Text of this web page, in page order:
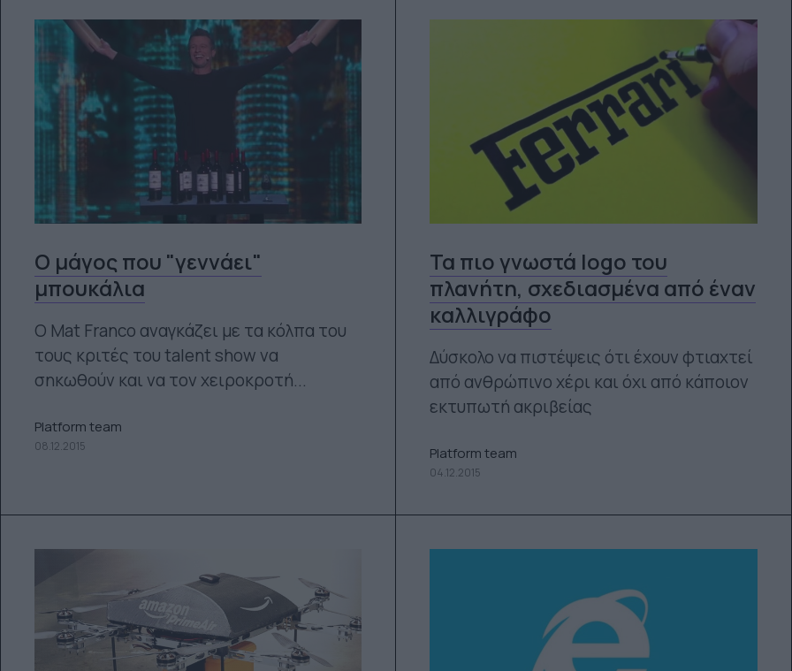
Ο μάγος που "γεννάει"
μπουκάλια
Ο Mat Franco αναγκάζει με τα κόλπα του
τους κριτές του talent show να
σηκωθούν και να τον χειροκροτή...
Platform team
08.12.2015
Τα πιο γνωστά logo του
πλανήτη, σχεδιασμένα από έναν
καλλιγράφο
Δύσκολο να πιστέψεις ότι έχουν φτιαχτεί
από ανθρώπινο χέρι και όχι από κάποιον
εκτυπωτή ακριβείας
Platform team
04.12.2015